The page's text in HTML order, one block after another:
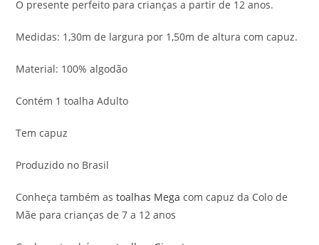
O presente perfeito para crianças a partir de 12 anos.
Medidas: 1,30m de largura por 1,50m de altura com capuz.
Material: 100% algodão
Contém 1 toalha Adulto
Tem capuz
Produzido no Brasil
Conheça também astoalhas Mega com capuz da Colo de
Mãe para crianças de 7 a 12 anos